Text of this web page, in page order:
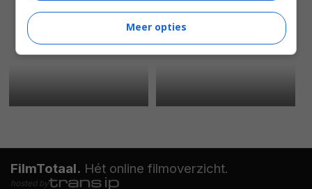
FilmTotaal. Hét online filmoverzicht.
hosted by
Meer opties